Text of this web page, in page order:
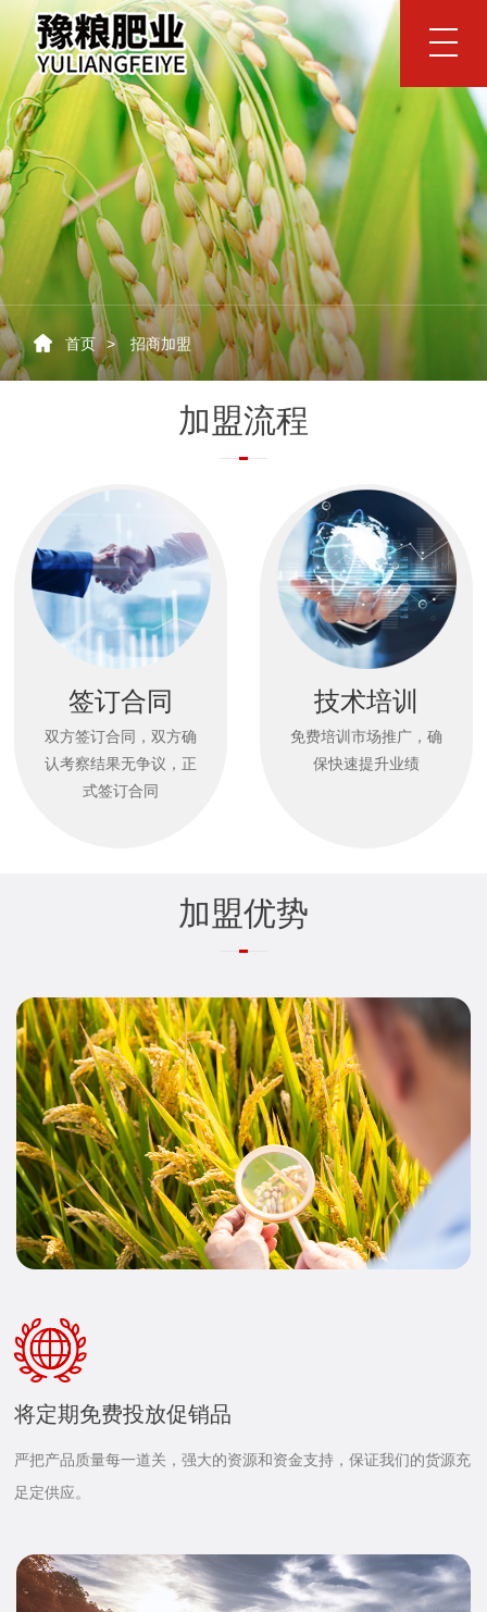
网站首页
豫粮肥业
公司简介 品牌视频 企业文化 领导致辞
产品中心
豫粮高塔氯化钾复合肥
豫粮高塔硫酸钾复合肥
矿源黄腐酸钾硫酸钾复合肥
矿源黄腐酸钾氯化钾复合肥
豫粮掺混肥
豫粮生物有机肥
招商加盟
加盟流程 加盟优势 加盟条件
豫粮服务
豫粮服务
新闻资讯
首页 > 招商加盟
加盟流程
签订合同
双方签订合同，双方确
认考察结果无争议，正
式签订合同
技术培训
免费培训市场推广，确
保快速提升业绩
加盟优势
将定期免费投放促销品
严把产品质量每一道关，强大的资源和资金支持，保证我们的货源充
足定供应。